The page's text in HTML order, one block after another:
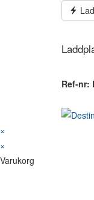
Ref-nr:
×
×
Varukorg